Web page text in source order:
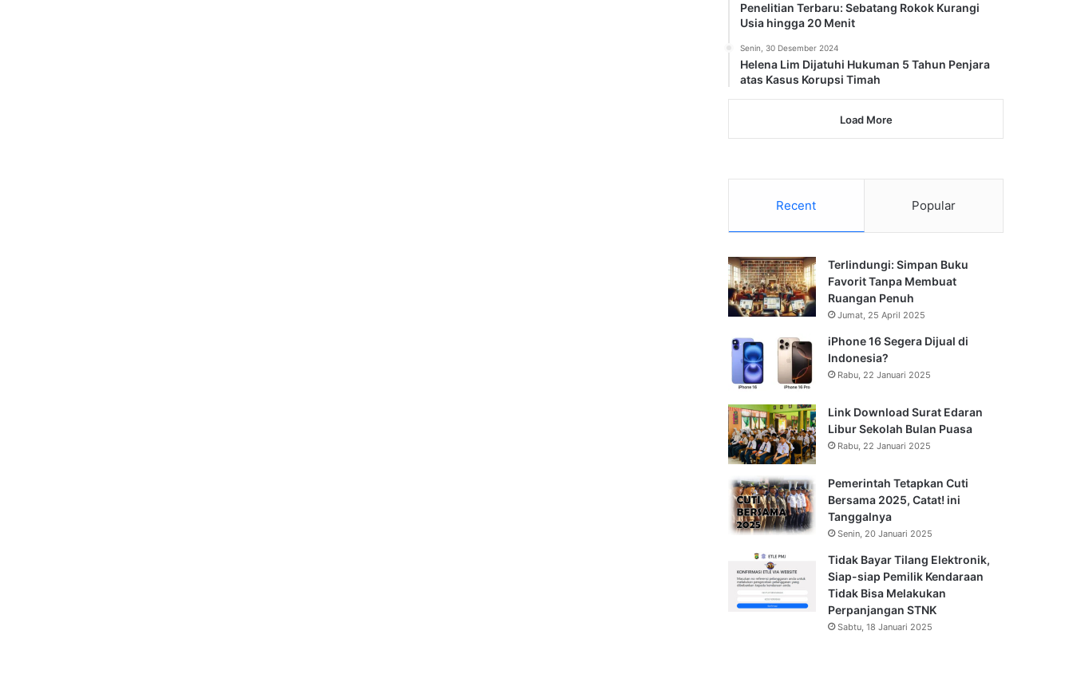
Penelitian Terbaru: Sebatang Rokok Kurangi
Usia hingga 20 Menit
Senin, 30 Desember 2024
Helena Lim Dijatuhi Hukuman 5 Tahun Penjara
atas Kasus Korupsi Timah
Load More
Recent Popular
Terlindungi: Simpan Buku
Favorit Tanpa Membuat
Ruangan Penuh
Jumat, 25 April 2025
iPhone 16 Segera Dijual di
Indonesia?
Rabu, 22 Januari 2025
Link Download Surat Edaran
Libur Sekolah Bulan Puasa
Rabu, 22 Januari 2025
Pemerintah Tetapkan Cuti
Bersama 2025, Catat! ini
Tanggalnya
Senin, 20 Januari 2025
Tidak Bayar Tilang Elektronik,
Siap-siap Pemilik Kendaraan
Tidak Bisa Melakukan
Perpanjangan STNK
Sabtu, 18 Januari 2025